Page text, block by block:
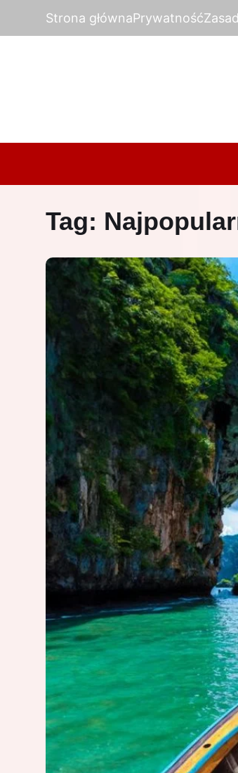
Strona głównaPrywatność
Tag: